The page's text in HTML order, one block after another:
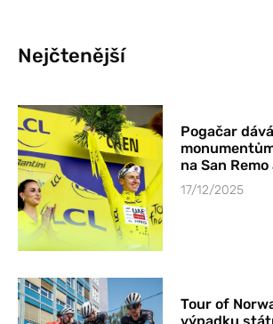
Nejčtenější
Pogačar
na San
17/12/2025
Tour of
výpadku